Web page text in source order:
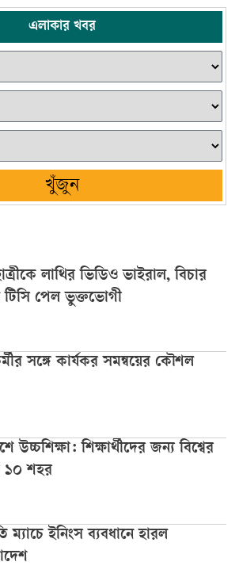
এলাকার খবর
খুঁজুন
লাথির ভিডিও ভাইরাল, বিচার
টিসি পেল ভুক্তভোগী
সঙ্গে কার্যকর সমন্বয়ের কৌশল
উচ্চশিক্ষা: শিক্ষার্থীদের জন্য বিশ্বের
১০ শহর
ম্যাচে ইনিংস ব্যবধানে হারল